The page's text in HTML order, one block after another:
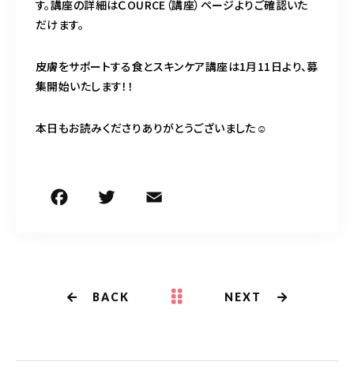
す。講座の詳細はＣOURCE（講座）ページよりご確認いた
だけます。
皮膚をサポートする食とスキンケア講座は1月11日より、募
集開始いたします！！
本日もお読みくださりありがとうございました☺
b
o
r
BACK NEXT